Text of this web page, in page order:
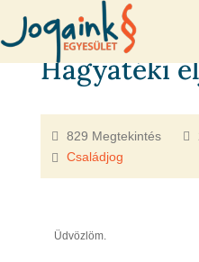
Hagyatéki
829 Megtekintés
Családjog
Üdvözlöm.